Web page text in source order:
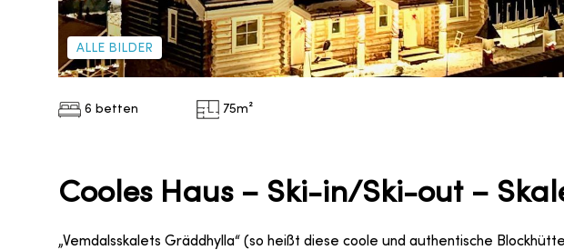
ALLE BILDER
6 betten 75m²
Cooles Haus – Ski-in/Ski-out –
„Vemdalsskalets Gräddhylla“ (so heißt diese coole und authentische